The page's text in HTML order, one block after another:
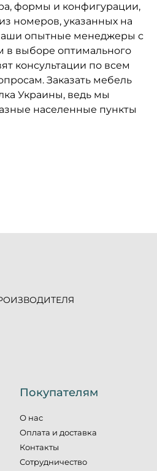
формы и конфигурации,
номеров, указанных на
опытные менеджеры с
в выборе оптимального
консультации по всем
Заказать мебель
Украины, ведь мы
населенные пункты
Покупателям
О нас
Оплата и доставка
Контакты
Сотрудничество